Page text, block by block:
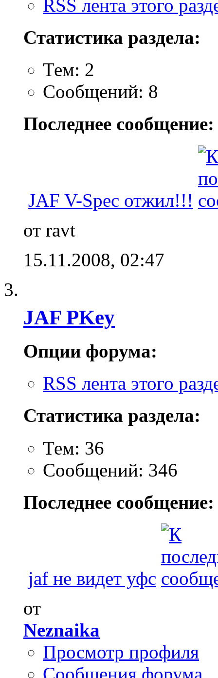
RSS лента этого
Статистика раздела:
Тем: 2
Сообщений: 8
Последнее сообщение:
JAF V-Spec отжил!!!
от ravt
15.11.2008, 02:47
JAF PKey
Опции форума:
RSS лента этого
Статистика раздела:
Тем: 36
Сообщений: 346
Последнее сообщение:
jaf не видет уфс
от
Neznaika
Просмотр профиля